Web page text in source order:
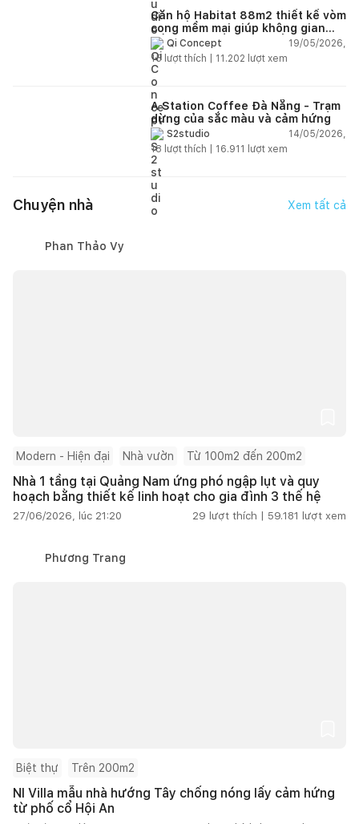
Căn hộ Habitat 88m2 thiết kế vòm
cong mềm mại giúp không gian
sống hiện đại trở nên ấm áp hơn
Qi Concept
19/05/2026,
15 lượt thích | 11.202 lượt xem
A Station Coffee Đà Nẵng - Trạm
dừng của sắc màu và cảm hứng
S2studio
14/05/2026,
18 lượt thích | 16.911 lượt xem
Chuyện nhà Xem tất cả
Phan Thảo Vy
Modern - Hiện đại Nhà vườn Từ 100m2 đến 200m2
Nhà 1 tầng tại Quảng Nam ứng phó ngập lụt và quy
hoạch bằng thiết kế linh hoạt cho gia đình 3 thế hệ
27/06/2026, lúc 21:20 29 lượt thích | 59.181 lượt xem
Phương Trang
Biệt thự Trên 200m2
NI Villa mẫu nhà hướng Tây chống nóng lấy cảm hứng
từ phố cổ Hội An